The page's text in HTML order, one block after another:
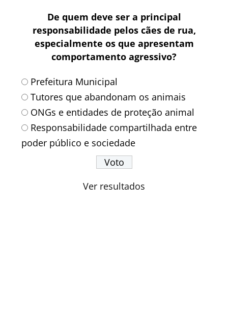
De quem deve ser a principal
responsabilidade pelos cães de rua,
especialmente os que apresentam
comportamento agressivo?
Prefeitura Municipal
Tutores que abandonam os animais
ONGs e entidades de proteção animal
Responsabilidade compartilhada entre
poder público e sociedade
Ver resultados